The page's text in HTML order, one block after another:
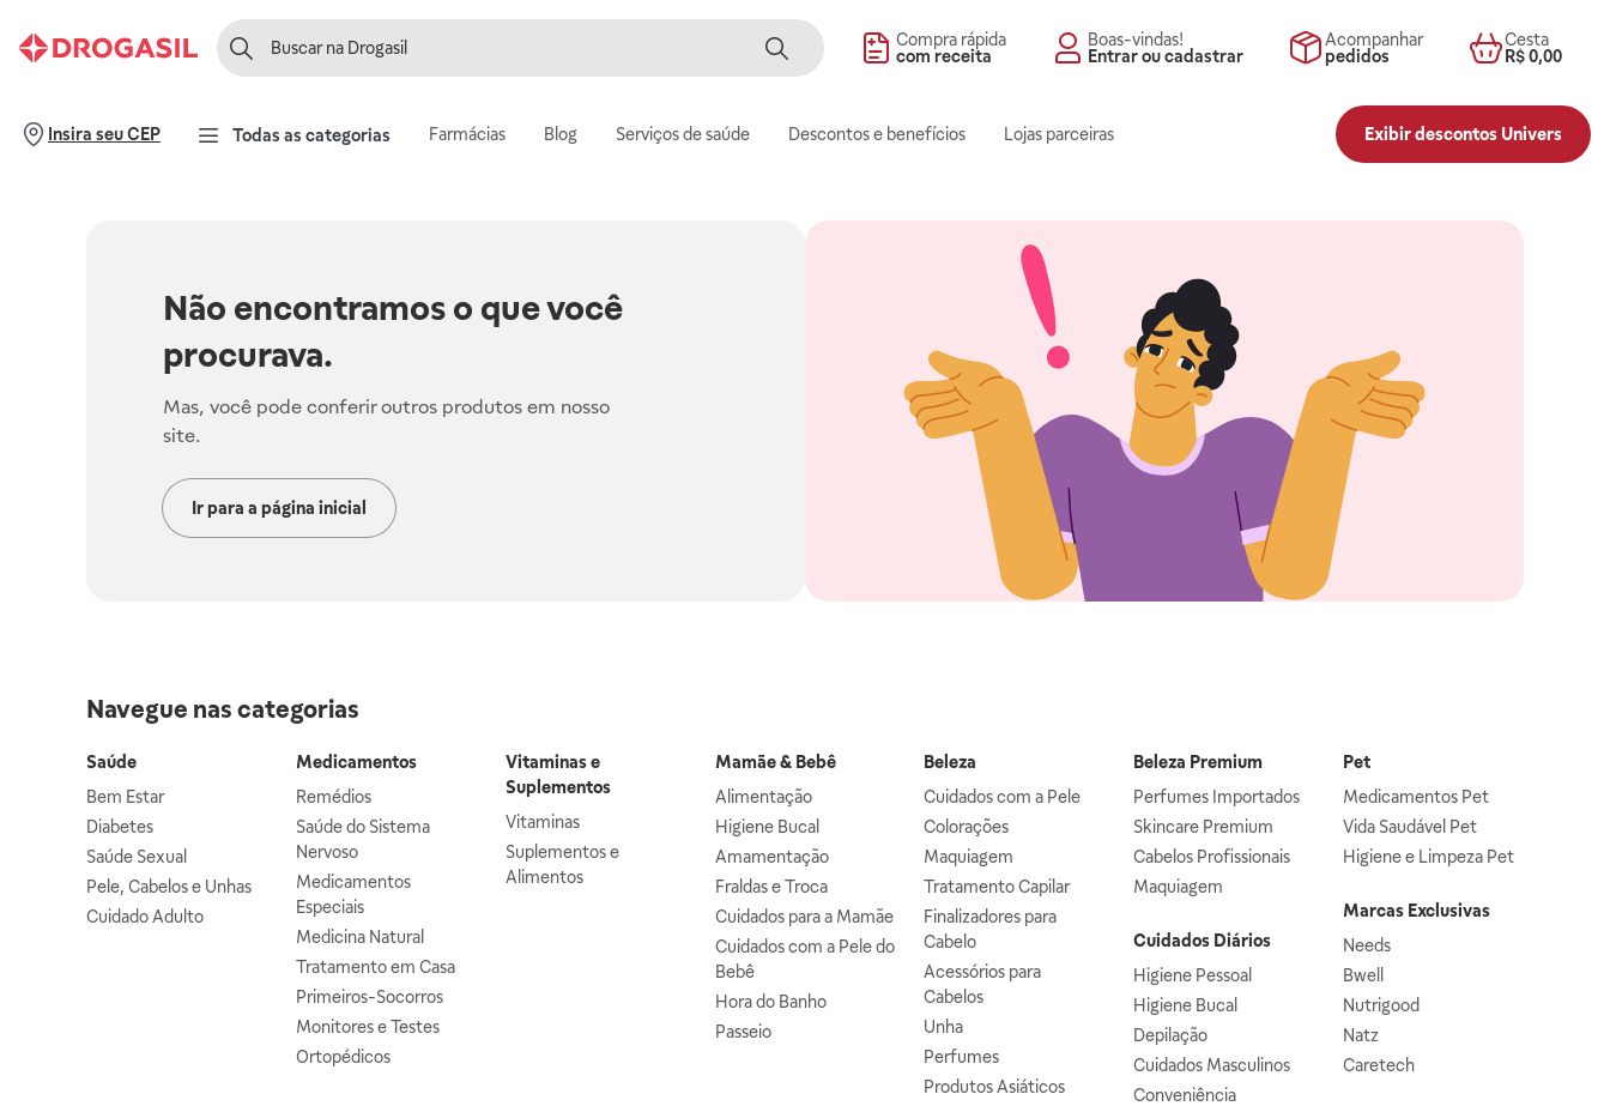
Compra rápida
com receita
Boas-vindas!
Entrar ou cadastrar
Acompanhar
pedidos
Cesta
R$ 0,00
Insira seu CEP Todas as categorias Farmácias Blog Serviços de saúde Descontos e benefícios Lojas parceiras Exibir descontos Univers
Não encontramos o que você
procurava.
Mas, você pode conferir outros produtos em nosso
site.
Ir para a página inicial
Navegue nas categorias
Saúde
Bem Estar
Diabetes
Saúde Sexual
Pele, Cabelos e Unhas
Cuidado Adulto
Medicamentos
Remédios
Saúde do Sistema
Nervoso
Medicamentos
Especiais
Medicina Natural
Tratamento em Casa
Primeiros-Socorros
Monitores e Testes
Ortopédicos
Vitaminas e
Suplementos
Vitaminas
Suplementos e
Alimentos
Mamãe & Bebê
Alimentação
Higiene Bucal
Amamentação
Fraldas e Troca
Cuidados para a Mamãe
Cuidados com a Pele do
Bebê
Hora do Banho
Passeio
Beleza
Cuidados com a Pele
Colorações
Maquiagem
Tratamento Capilar
Finalizadores para
Cabelo
Acessórios para
Cabelos
Unha
Perfumes
Produtos Asiáticos
Beleza Premium
Perfumes Importados
Skincare Premium
Cabelos Profissionais
Maquiagem
Cuidados Diários
Higiene Pessoal
Higiene Bucal
Depilação
Cuidados Masculinos
Conveniência
Pet
Medicamentos Pet
Vida Saudável Pet
Higiene e Limpeza Pet
Marcas Exclusivas
Needs
Bwell
Nutrigood
Natz
Caretech